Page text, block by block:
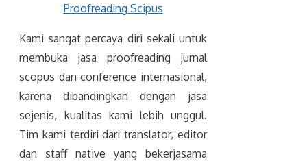
Kami sangat percaya diri sekali untuk
membuka jasa proofreading jurnal
scopus dan conference internasional,
karena dibandingkan dengan jasa
sejenis, kualitas kami lebih unggul.
Tim kami terdiri dari translator, editor
dan staff native yang bekerjasama